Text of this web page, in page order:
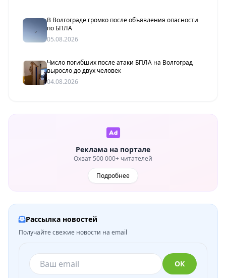
В Волгограде громко после объявления опасности
по БПЛА
05.08.2026
Число погибших после атаки БПЛА на Волгоград
выросло до двух человек
04.08.2026
Реклама на портале
Охват 500 000+ читателей
Подробнее
Рассылка новостей
Получайте свежие новости на email
ОК